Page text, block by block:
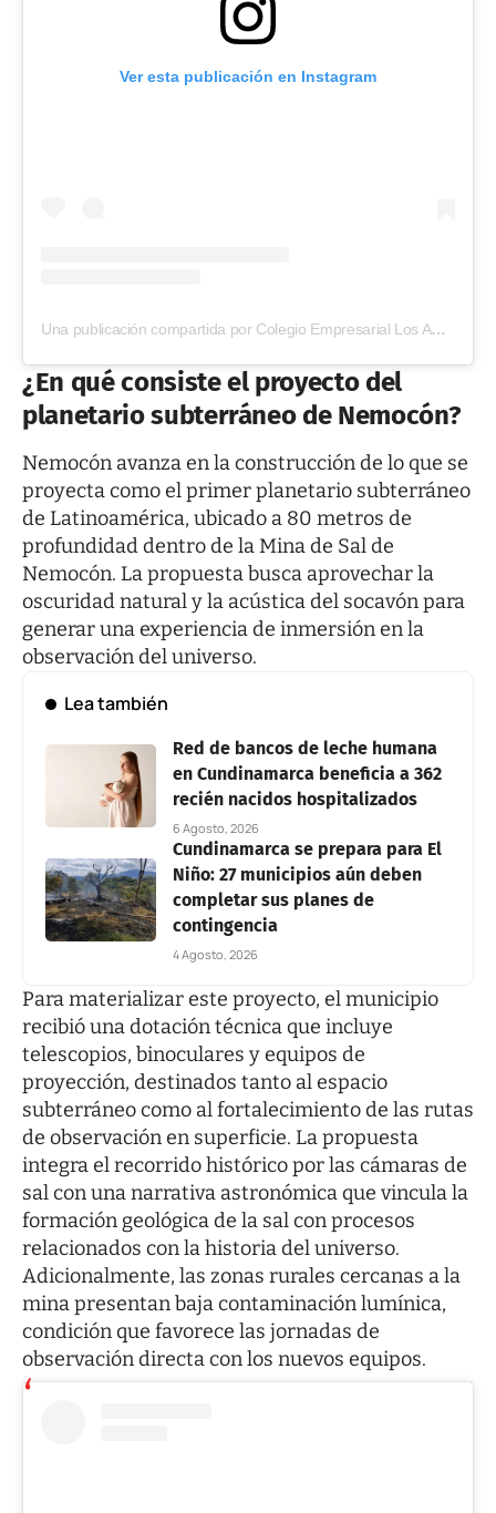
Ver esta publicación en Instagram
Una publicación compartida por Colegio Empresarial Los Andes (@colegioempresarialandes)
¿En qué consiste el proyecto del
planetario subterráneo de Nemocón?
Nemocón avanza en la construcción de lo que se
proyecta como el primer planetario subterráneo
de Latinoamérica, ubicado a 80 metros de
profundidad dentro de la Mina de Sal de
Nemocón. La propuesta busca aprovechar la
oscuridad natural y la acústica del socavón para
generar una experiencia de inmersión en la
observación del universo.
Lea también
Red de bancos de leche humana
en Cundinamarca beneficia a 362
recién nacidos hospitalizados
6 Agosto, 2026
Cundinamarca se prepara para El
Niño: 27 municipios aún deben
completar sus planes de
contingencia
4 Agosto, 2026
Para materializar este proyecto, el municipio
recibió una dotación técnica que incluye
telescopios, binoculares y equipos de
proyección, destinados tanto al espacio
subterráneo como al fortalecimiento de las rutas
de observación en superficie. La propuesta
integra el recorrido histórico por las cámaras de
sal con una narrativa astronómica que vincula la
formación geológica de la sal con procesos
relacionados con la historia del universo.
Adicionalmente, las zonas rurales cercanas a la
mina presentan baja contaminación lumínica,
condición que favorece las jornadas de
observación directa con los nuevos equipos.